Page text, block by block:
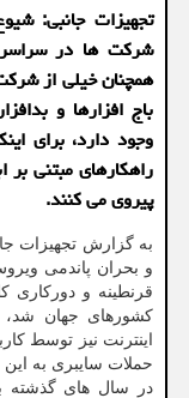
تجهیزات جانبی:
شركت ها در
همچنان خیلی از
باج افزارها و
وجود دارد، برای
راهكارهای مبتنی
پیروی می كنند.
به گزارش تجهیزات
و بحران پاندمی
قرنطینه و
کشورهای جهان شد،
اینترنت نیز توسط
حملات سایبری به
در سال های گذشته